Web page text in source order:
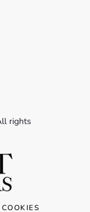
rights